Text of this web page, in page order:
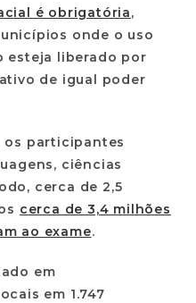
é obrigatória,
onde o uso
esteja liberado por
de igual poder
os participantes
ciências
cerca de 2,5
cerca de 3,4 milhões
ao exame.
em
em 1.747